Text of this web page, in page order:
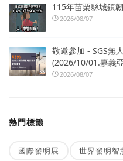
115年苗栗縣城鎮
2026/08/07
敬邀參加 - SGS無
(2026/10/01.嘉義
2026/08/07
熱門標籤
國際發明展 世界發明智